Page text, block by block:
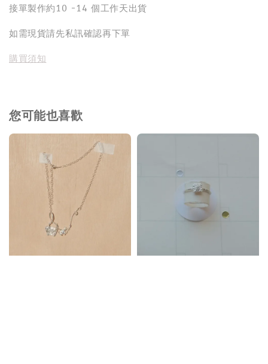
接單製作約10 -14 個工作天出貨
如需現貨請先私訊確認再下單
購買須知
您可能也喜歡